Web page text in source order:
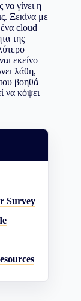
γίνει η
Ξεκίνα με
cloud
της
εκείνο
λάθη,
βοηθά
να κόψει
Survey